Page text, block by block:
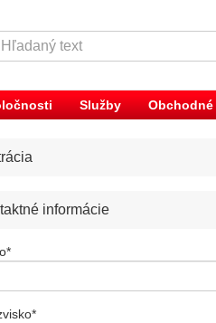
Služby
informácie
*
*